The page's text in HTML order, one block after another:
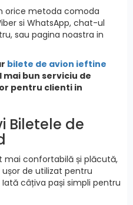
orice metoda comoda
si WhatsApp, chat-ul
sau pagina noastra in
bilete de avion ieftine
mai bun serviciu de
pentru clienti in
Biletele de
confortabilă și plăcută,
de utilizat pentru
câțiva pași simpli pentru